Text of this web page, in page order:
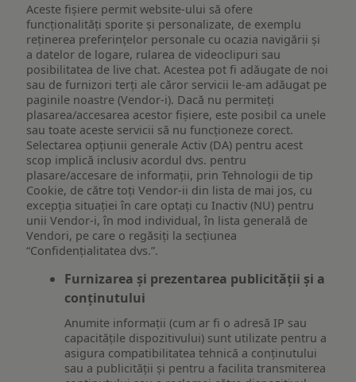
Aceste fișiere permit website-ului să ofere
funcționalități sporite și personalizate, de exemplu
reţinerea preferinţelor personale cu ocazia navigării și
a datelor de logare, rularea de videoclipuri sau
posibilitatea de live chat. Acestea pot fi adăugate de noi
sau de furnizori terți ale căror servicii le-am adăugat pe
paginile noastre (Vendor-i). Dacă nu permiteți
plasarea/accesarea acestor fișiere, este posibil ca unele
sau toate aceste servicii să nu funcționeze corect.
Selectarea opțiunii generale Activ (DA) pentru acest
scop implică inclusiv acordul dvs. pentru
plasare/accesare de informații, prin Tehnologii de tip
Cookie, de către toți Vendor-ii din lista de mai jos, cu
excepția situației în care optați cu Inactiv (NU) pentru
unii Vendor-i, în mod individual, în lista generală de
Vendori, pe care o regăsiți la secțiunea
“Confidențialitatea dvs.”.
Furnizarea și prezentarea publicității și a
conținutului
Anumite informații (cum ar fi o adresă IP sau
capacitățile dispozitivului) sunt utilizate pentru a
asigura compatibilitatea tehnică a conținutului
sau a publicității și pentru a facilita transmiterea